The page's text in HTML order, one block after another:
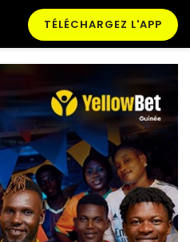
TÉLÉCHARGEZ L'APP